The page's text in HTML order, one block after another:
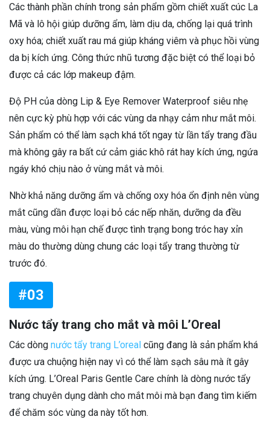
Các thành phần chính trong sản phẩm gồm chiết xuất cúc La
Mã và lô hội giúp dưỡng ẩm, làm dịu da, chống lại quá trình
oxy hóa; chiết xuất rau má giúp kháng viêm và phục hồi vùng
da bị kích ứng. Công thức nhũ tương đặc biệt có thể loại bỏ
được cả các lớp makeup đậm.
Độ PH của dòng Lip & Eye Remover Waterproof siêu nhẹ
nên cực kỳ phù hợp với các vùng da nhạy cảm như mắt môi.
Sản phẩm có thể làm sạch khá tốt ngay từ lần tẩy trang đầu
mà không gây ra bất cứ cảm giác khô rát hay kích ứng, ngứa
ngáy khó chịu nào ở vùng mắt và môi.
Nhờ khả năng dưỡng ẩm và chống oxy hóa ổn định nên vùng
mắt cũng dần được loại bỏ các nếp nhăn, dưỡng da đều
màu, vùng môi hạn chế được tình trạng bong tróc hay xỉn
màu do thường dùng chung các loại tẩy trang thường từ
trước đó.
#03
Nước tẩy trang cho mắt và môi L’Oreal
Các dòng nước tẩy trang L’oreal cũng đang là sản phẩm khá
được ưa chuộng hiện nay vì có thể làm sạch sâu mà ít gây
kích ứng. L’Oreal Paris Gentle Care chính là dòng nước tẩy
trang chuyên dụng dành cho mắt môi mà bạn đang tìm kiếm
để chăm sóc vùng da này tốt hơn.